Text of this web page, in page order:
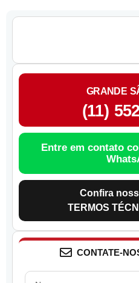
GRANDE
(11)
Entre em contato
Confira
TERMOS
CONTATE-